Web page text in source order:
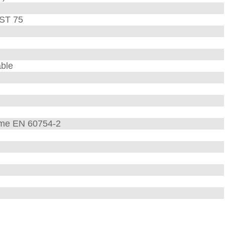
75
EN 60754-2